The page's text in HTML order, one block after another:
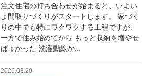
注文住宅の打ち合わせが始まると、いよい
よ間取りづくりがスタートします。 家づく
りの中でも特にワクワクする工程ですが、
一方で住み始めてから もっと収納を増やせ
ばよかった 洗濯動線が...
2026.03.20